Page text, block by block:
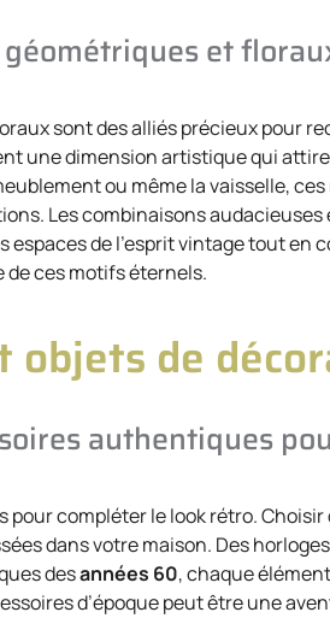
et
sont des alliés précieux pour
une dimension artistique qui
ou même la vaisselle,
Les combinaisons
espaces de l’esprit vintage tout en
ces motifs éternels.
objets de
authentiques
pour compléter le look rétro. Choisir
dans votre maison. Des
desannées 60, chaque
d’époque peut être une